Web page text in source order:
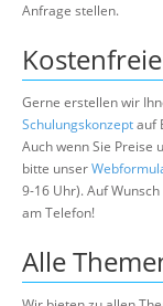
Anfrage stellen.
Gerne erstellen wir
Schulungskonzeptauf
Auch wenn Sie Preise
bitte unser
9-16 Uhr). Auf
am Telefon!
Alle